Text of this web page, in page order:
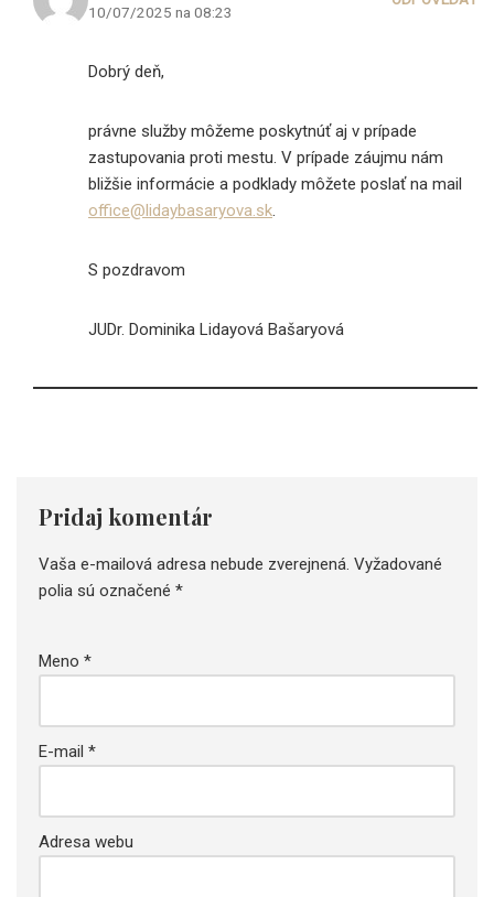
10/07/2025 na 08:23
Dobrý deň,
právne služby môžeme poskytnúť aj v prípade
zastupovania proti mestu. V prípade záujmu nám
bližšie informácie a podklady môžete poslať na mail
office@lidaybasaryova.sk.
S pozdravom
JUDr. Dominika Lidayová Bašaryová
Pridaj komentár
Vaša e-mailová adresa nebude zverejnená. Vyžadované
polia sú označené *
Meno *
E-mail *
Adresa webu